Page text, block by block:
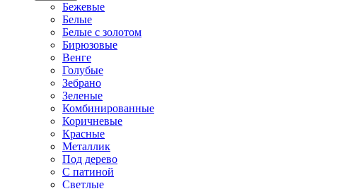
Бежевые
Белые
Белые с золотом
Бирюзовые
Венге
Голубые
Зебрано
Зеленые
Комбинированные
Коричневые
Красные
Металлик
Под дерево
С патиной
Светлые